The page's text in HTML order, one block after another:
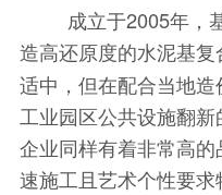
成立于2005年，
造高还原度的水泥基复
适中，但在配合当地
工业园区公共设施翻
企业同样有着非常高
速施工且艺术个性要求